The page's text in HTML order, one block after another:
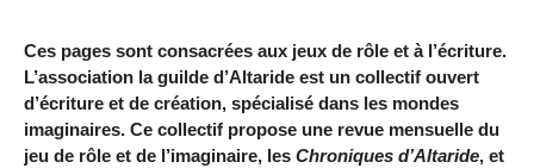
Ces pages sont consacrées aux jeux de rôle et à l’écriture.
L’association la guilde d’Altaride est un collectif ouvert
d’écriture et de création, spécialisé dans les mondes
imaginaires. Ce collectif propose une revue mensuelle du
jeu de rôle et de l’imaginaire, les Chroniques d’Altaride, et